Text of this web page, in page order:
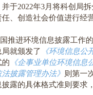
并于2022年3月将科创局
、创造社会价值进行经
推进环境信息披露工作
就颁发了 《环境信息公
的 《企事业单位环境信息
披露管理办法》 则第一
露的具体格式准则要求